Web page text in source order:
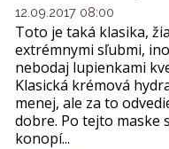
12.09.2017 08:00
Toto je taká klasika,
extrémnymi sľubmi,
nebodaj lupienkami
Klasická krémová
menej, ale za to
dobre. Po tejto maske
konopí...